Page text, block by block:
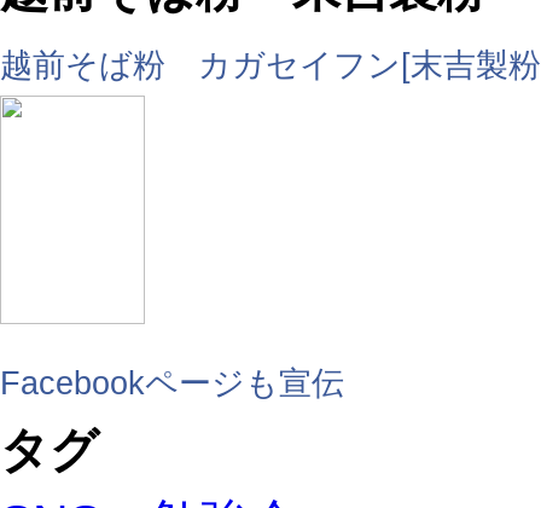
越前そば粉 カガセイフン[末吉製
Facebookページも宣伝
タグ